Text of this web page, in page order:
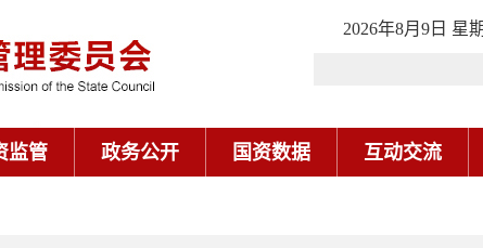
2026年8月9日 星
监管 政务公开 国资数据 互动交流